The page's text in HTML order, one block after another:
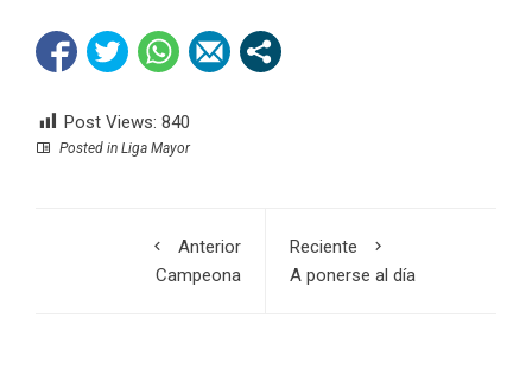
Post Views: 840
Posted in Liga Mayor
Anterior
Campeona
Reciente
A ponerse al día